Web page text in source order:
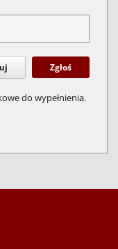
Zgłoś
do wypełnienia.